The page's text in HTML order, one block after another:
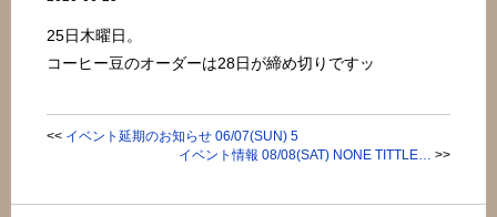
25日木曜日。
コーヒー豆のオーダーは28日が締め切りですッ
<< イベント延期のお知らせ 06/07(SUN) 5
イベント情報 08/08(SAT) NONE TITTLE… >>